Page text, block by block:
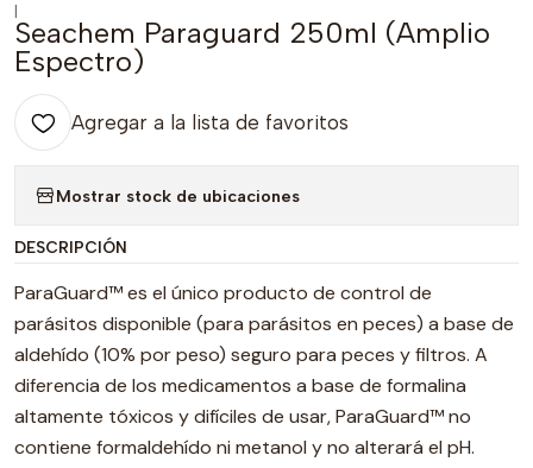
|
Seachem Paraguard 250ml (Amplio
Espectro)
Agregar a la lista de favoritos
Mostrar stock de ubicaciones
DESCRIPCIÓN
ParaGuard™ es el único producto de control de
parásitos disponible (para parásitos en peces) a base de
aldehído (10% por peso) seguro para peces y filtros. A
diferencia de los medicamentos a base de formalina
altamente tóxicos y difíciles de usar, ParaGuard™ no
contiene formaldehído ni metanol y no alterará el pH.